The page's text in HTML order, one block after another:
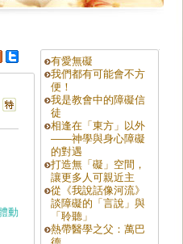
動
有愛無礙
我們都有可能會不方
便！
我是教會中的障礙信
徒
相逢在「東方」以外
——神學與身心障礙
的對遇
打造無「礙」空間，
讓更多人可親近主
從《我說話像河流》
談障礙的「言說」與
「聆聽」
熱帶醫學之父：萬巴